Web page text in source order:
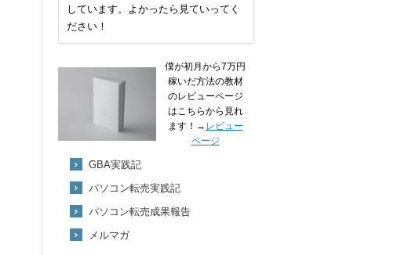
しています。よかったら見ていってく
ださい！
僕が初月から7万円
稼いだ方法の教材
のレビューページ
はこちらから見れ
ます！→ レビュー
ページ
GBA実践記
パソコン転売実践記
パソコン転売成果報告
メルマガ